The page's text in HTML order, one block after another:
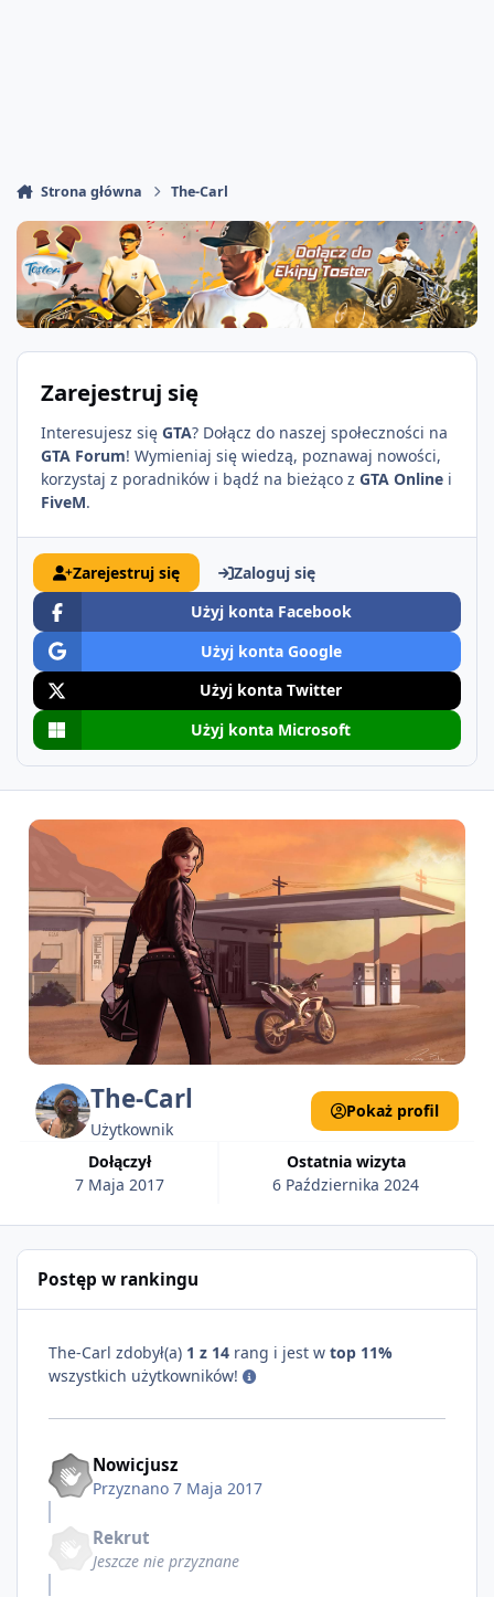
Strona główna The-Carl
Zarejestruj się
Interesujesz się GTA? Dołącz do naszej społeczności na
GTA Forum! Wymieniaj się wiedzą, poznawaj nowości,
korzystaj z poradników i bądź na bieżąco z GTA Online i
FiveM.
Zarejestruj się
Zaloguj się
Użyj konta Facebook
Użyj konta Google
Użyj konta Twitter
Użyj konta Microsoft
The-Carl
Użytkownik
Dołączył
7 Maja 2017
Ostatnia wizyta
6 Października 2024
Pokaż profil
Postęp w rankingu
The-Carl zdobył(a) 1 z 14 rang i jest w top 11%
wszystkich użytkowników!
Nowicjusz
Przyznano 7 Maja 2017
Rekrut
Jeszcze nie przyznane